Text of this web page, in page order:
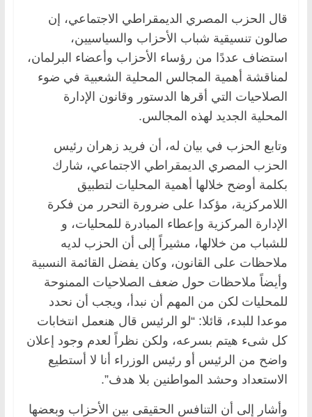
قال الحزب المصري الديمقراطي الاجتماعي، إن
صالون تنسيقية شباب الأحزاب والسياسيين،
استضاف عددًا من رؤساء الأحزاب وأعضاء البرلمان،
لمناقشة أهمية المجالس المحلية الشعبية في ضوء
الصلاحيات التي أقرها الدستور وقانون الإدارة
المحلية الجديد لهذه المجالس.
وتابع الحزب في بيان له، أن فريد زهران رئيس
الحزب المصري الديمقراطي الاجتماعي، شارك
بكلمة أوضح خلالها أهمية المحليات لتطبيق
اللامركزية، مؤكدا على ضرورة التحرر من فكرة
الإدارة المركزية وإعطاء المبادرة للمحليات، و
للشباب من خلالها، مشيراً إلى أن الحزب لديه
ملاحظات على القانون، وكان يفضل القائمة النسبية
وأيضاً ملاحظات حول ضعف الصلاحيات الممنوحة
للمحليات لكن من المهم أن نبدأ، ويجب أن نحدد
موعدا للبدء، قائلا: “لو الرئيس قال هنعمل انتخابات
كل شىء هيتم بسرعه، ولكن نظراً لعدم وجود إعلان
واضح من الرئيس أو رئيس الوزراء أنا لا أستطيع
الاستعداد وحشد المواطنين بلا هدف”.
وأشار إلى أن التنافس الحقيقى بين الأحزاب وبعضها